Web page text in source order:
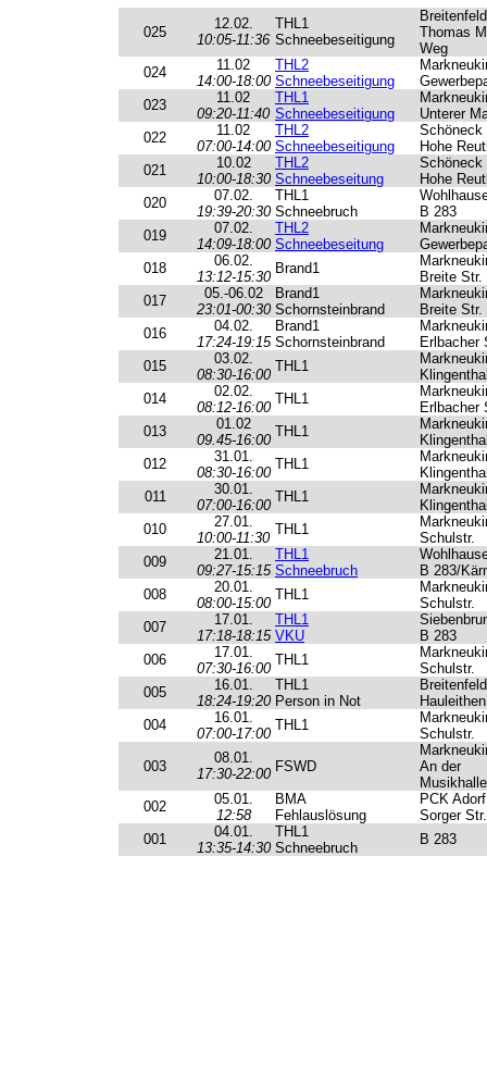
025
12.02.
10:05-11:36
THL1
Schneebeseitigung
Breitenfeld
Thomas
Weg
024
11.02
14:00-18:00
THL2
Schneebeseitigung
023
11.02
09:20-11:40
THL1
Schneebeseitigung
Unterer
022
11.02
07:00-14:00
THL2
Schneebeseitigung
Schöneck
Hohe
021
10.02
10:00-18:30
THL2
Schneebeseitung
Schöneck
Hohe
020
07.02.
19:39-20:30
THL1
Schneebruch
B 283
019
07.02.
14:09-18:00
THL2
Schneebeseitung
018
06.02.
13:12-15:30
Brand1
Breite Str.
017
05.-06.02
23:01-00:30
Brand1
Schornsteinbrand
Breite Str.
016
04.02.
17:24-19:15
Brand1
Schornsteinbrand
Erlbacher
015
03.02.
08:30-16:00
THL1
014
02.02.
08:12-16:00
THL1
Erlbacher
013
01.02
09.45-16:00
THL1
012
31.01.
08:30-16:00
THL1
011
30.01.
07:00-16:00
THL1
010
27.01.
10:00-11:30
THL1
Schulstr.
009
21.01.
09:27-15:15
THL1
Schneebruch
B 283/
008
20.01.
08:00-15:00
THL1
Schulstr.
007
17.01.
17:18-18:15
THL1
VKU
B 283
006
17.01.
07:30-16:00
THL1
Schulstr.
005
16.01.
18:24-19:20
THL1
Person in Not
Breitenfeld
Hauleithen
004
16.01.
07:00-17:00
THL1
Schulstr.
003
08.01.
17:30-22:00 FSWD
An der
Musikhalle
002
05.01.
12:58
BMA
Fehlauslösung
PCK Adorf
Sorger Str.
001
04.01.
13:35-14:30
THL1
Schneebruch
B 283